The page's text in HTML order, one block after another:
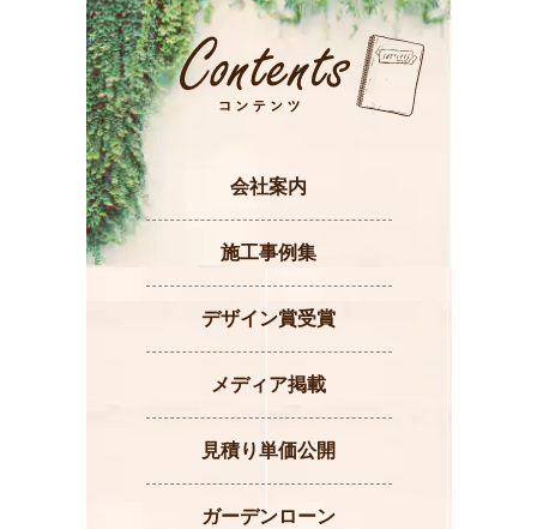
会社案内
施工事例集
デザイン賞受賞
メディア掲載
見積り単価公開
ガーデンローン